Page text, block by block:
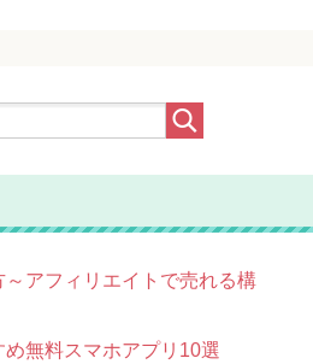
～アフィリエイトで売れる構
無料スマホアプリ10選